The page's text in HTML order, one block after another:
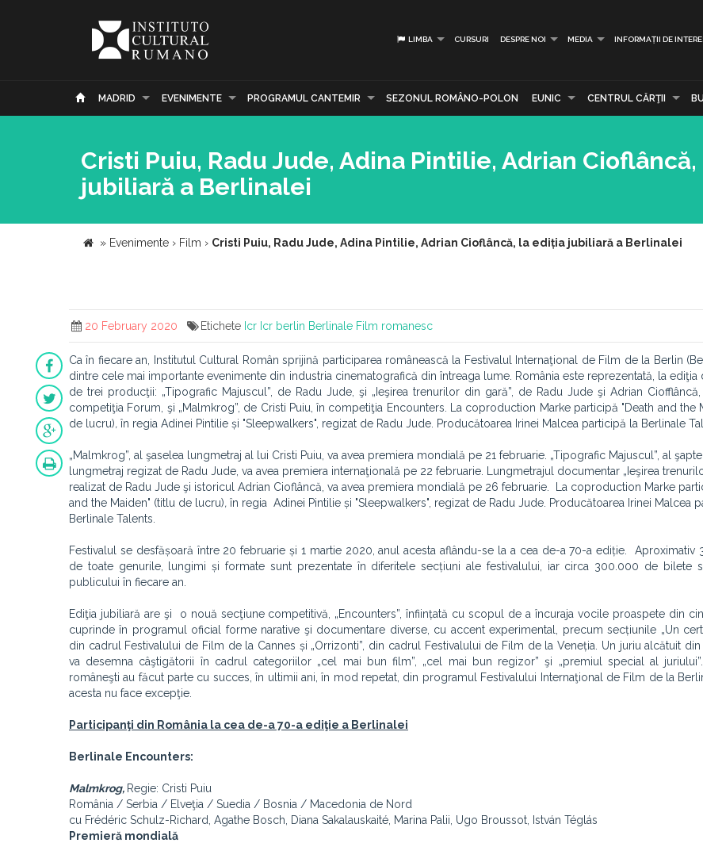
LIMBA CURSURI DESPRE NOI MEDIA INFORMAȚII DE
MADRID EVENIMENTE PROGRAMUL CANTEMIR SEZONUL ROMÂNO-POLON EUNIC CENTRUL CĂRŢII
Cristi Puiu, Radu Jude, Adina Pintilie, Adrian
jubiliară a Berlinalei
» Evenimente › Film › Cristi Puiu, Radu Jude, Adina Pintilie, Adrian Cioflâncă, la ediția jubiliară a Berlinalei
20 February 2020 Etichete Icr Icr berlin Berlinale Film romanesc
Ca în fiecare an, Institutul Cultural Român sprijină participarea românească la Festivalul Internaţional de Film de la Berlin
dintre cele mai importante evenimente din industria cinematografică din întreaga lume. România este reprezentată, la ediţia
de trei producţii: „Tipografic Majuscul”, de Radu Jude, şi „Ieşirea trenurilor din gară”, de Radu Jude şi Adrian
competiţia Forum, şi „Malmkrog”, de Cristi Puiu, în competiţia Encounters. La coproduction Marke participă "Death and the
de lucru), în regia Adinei Pintilie și "Sleepwalkers", regizat de Radu Jude. Producătoarea Irinei Malcea participă la Berlinale
„Malmkrog”, al şaselea lungmetraj al lui Cristi Puiu, va avea premiera mondială pe 21 februarie. „Tipografic Majuscul”, al
lungmetraj regizat de Radu Jude, va avea premiera internaţională pe 22 februarie. Lungmetrajul documentar „Ieşirea
realizat de Radu Jude şi istoricul Adrian Cioflâncă, va avea premiera mondială pe 26 februarie. La coproduction Marke
and the Maiden" (titlu de lucru), în regia Adinei Pintilie și "Sleepwalkers", regizat de Radu Jude. Producătoarea Irinei Malcea
Berlinale Talents.
Festivalul se desfășoară între 20 februarie și 1 martie 2020, anul acesta aflându-se la a cea de-a 70-a ediție. Aproximativ
de toate genurile, lungimi și formate sunt prezentate în diferitele secțiuni ale festivalului, iar circa 300.000 de bilete
publicului în fiecare an.
Ediţia jubiliară are şi o nouă secţiune competitivă, „Encounters”, înființată cu scopul de a încuraja vocile proaspete din
cuprinde în programul oficial forme narative şi documentare diverse, cu accent experimental, precum secțiunile „Un
din cadrul Festivalului de Film de la Cannes și „Orrizonti”, din cadrul Festivalului de Film de la Veneția. Un juriu alcătuit
va desemna câştigătorii în cadrul categoriilor „cel mai bun film”, „cel mai bun regizor” şi „premiul special al
româneşti au făcut parte cu succes, în ultimii ani, în mod repetat, din programul Festivalului Internaţional de Film de la
acesta nu face excepţie.
Participanţi din România la cea de-a 70-a ediţie a Berlinalei
Berlinale Encounters:
Malmkrog, Regie: Cristi Puiu
România / Serbia / Elveţia / Suedia / Bosnia / Macedonia de Nord
cu Frédéric Schulz-Richard, Agathe Bosch, Diana Sakalauskaité, Marina Palii, Ugo Broussot, István Téglás
Premieră mondială